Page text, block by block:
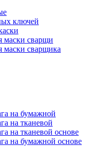
ключей
маски сварщи
маски сварщика
на бумажной
на тканевой
на тканевой основе
на бумажной основе